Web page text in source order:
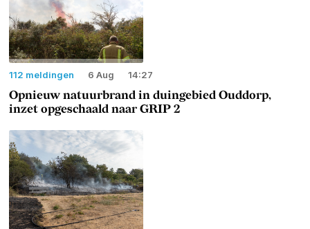
112 meldingen 6 Aug 14:27
Opnieuw natuurbrand in duingebied Ouddorp,
inzet opgeschaald naar GRIP 2